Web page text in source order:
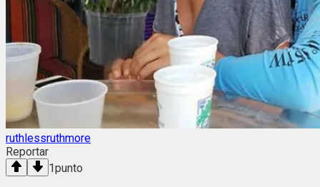
ruthlessruthmore
Reportar
1punto